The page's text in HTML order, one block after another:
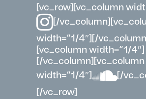
[vc_row][vc_column
[/
width=“1/4″][/
[vc_column width=“1/4″]
[/vc_column][vc_column
width=“1/4″]
[/
[/vc_row]